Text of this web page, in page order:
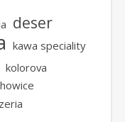
deser
kawa speciality
kolorova